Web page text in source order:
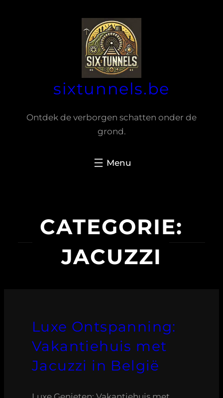
sixtunnels.be
Ontdek de verborgen schatten onder de
grond.
CATEGORIE:
JACUZZI
Luxe Ontspanning:
Vakantiehuis met
Jacuzzi in België